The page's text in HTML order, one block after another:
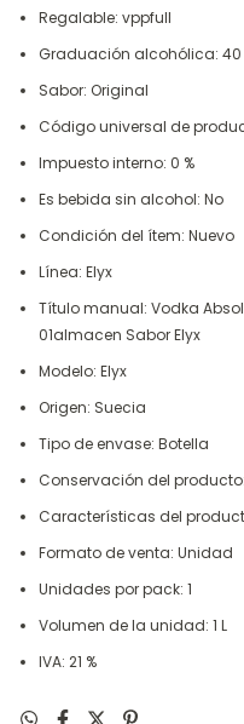
Regalable: vppfull
Graduación alcohólica: 40
Sabor: Original
Código universal de
Impuesto interno: 0 %
Es bebida sin alcohol: No
Condición del ítem: Nuevo
Línea: Elyx
Título manual: Vodka
01almacen Sabor Elyx
Modelo: Elyx
Origen: Suecia
Tipo de envase: Botella
Conservación del
Características del
Formato de venta: Unidad
Unidades por pack: 1
Volumen de la unidad: 1 L
IVA: 21 %